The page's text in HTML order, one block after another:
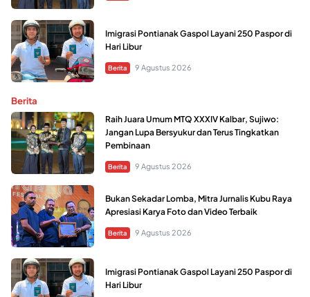
Imigrasi Pontianak Gaspol Layani 250 Paspor di
Hari Libur
Berita 9 Agustus 2026
Berita
Raih Juara Umum MTQ XXXIV Kalbar, Sujiwo:
Jangan Lupa Bersyukur dan Terus Tingkatkan
Pembinaan
Berita 9 Agustus 2026
Bukan Sekadar Lomba, Mitra Jurnalis Kubu Raya
Apresiasi Karya Foto dan Video Terbaik
Berita 9 Agustus 2026
Imigrasi Pontianak Gaspol Layani 250 Paspor di
Hari Libur